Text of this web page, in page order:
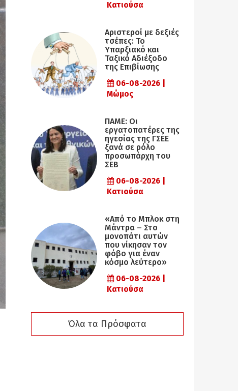
Κατιούσα
Αριστεροί με δεξιές
τσέπες: Το
Υπαρξιακό και
Ταξικό Αδιέξοδο
της Επιβίωσης
06-08-2026 |
Μώμος
ΠΑΜΕ: Οι
εργατοπατέρες της
ηγεσίας της ΓΣΕΕ
ξανά σε ρόλο
προσωπάρχη του
ΣΕΒ
06-08-2026 |
Κατιούσα
«Από το Μπλοκ στη
Μάντρα – Στο
μονοπάτι αυτών
που νίκησαν τον
φόβο για έναν
κόσμο λεύτερο»
06-08-2026 |
Κατιούσα
Όλα τα Πρόσφατα